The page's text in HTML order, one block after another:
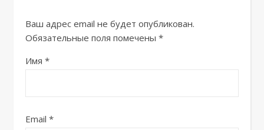
Ваш адрес email не будет опубликован.
Обязательные поля помечены *
Имя *
Email *